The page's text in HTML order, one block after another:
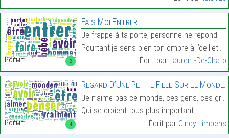
2
Poème:
Fais Moi Entrer
Je frappe à ta porte, personne ne répond
Pourtant je sens bien ton ombre à l’oeilleton…
Écrit par Laurent-De-Chato
4
Poème:
Regard D’Une Petite Fille Sur Le Monde.
Je n’aime pas ce monde, ces gens, ces grands
Qui se croient tous plus important…
Écrit par Cindy Limpens